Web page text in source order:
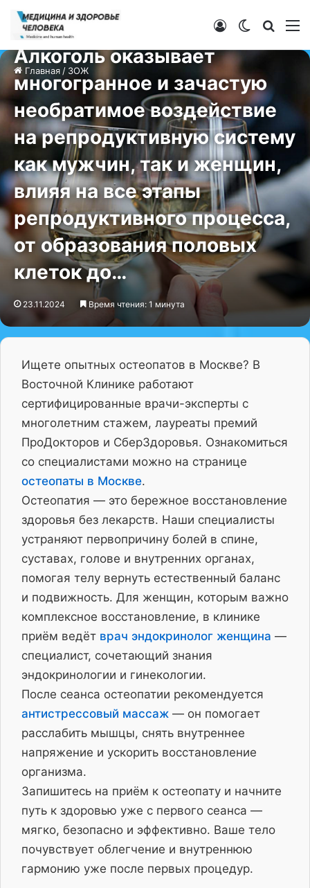
Switch skin
Войти
Главная/ ЗОЖ
ЗОЖ
Алкоголь оказывает
многогранное и зачастую
необратимое воздействие
на репродуктивную систему
как мужчин, так и женщин,
влияя на все этапы
репродуктивного процесса,
от образования половых
клеток до…
23.11.2024 Время чтения: 1 минута
Ищете опытных остеопатов в Москве? В
Восточной Клинике работают
сертифицированные врачи-эксперты с
многолетним стажем, лауреаты премий
ПроДокторов и СберЗдоровья. Ознакомиться
со специалистами можно на странице
остеопаты в Москве.
Остеопатия — это бережное восстановление
здоровья без лекарств. Наши специалисты
устраняют первопричину болей в спине,
суставах, голове и внутренних органах,
помогая телу вернуть естественный баланс
и подвижность. Для женщин, которым важно
комплексное восстановление, в клинике
приём ведёт врач эндокринолог женщина —
специалист, сочетающий знания
эндокринологии и гинекологии.
После сеанса остеопатии рекомендуется
антистрессовый массаж — он помогает
расслабить мышцы, снять внутреннее
напряжение и ускорить восстановление
организма.
Запишитесь на приём к остеопату и начните
путь к здоровью уже с первого сеанса —
мягко, безопасно и эффективно. Ваше тело
почувствует облегчение и внутреннюю
гармонию уже после первых процедур.